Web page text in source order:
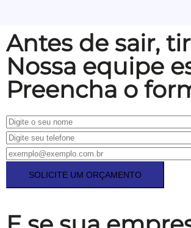
Antes de sair,
Nossa equipe
Preencha o